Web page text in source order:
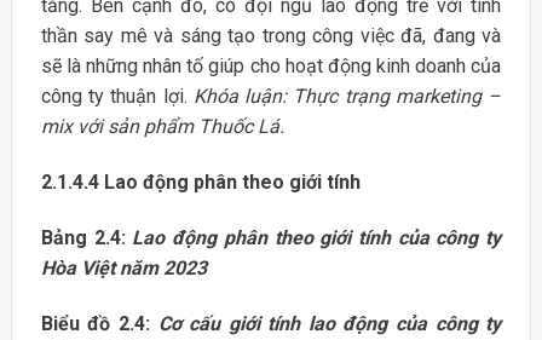
tăng. Bên cạnh đó, có đội ngũ lao động trẻ với tinh
thần say mê và sáng tạo trong công việc đã, đang và
sẽ là những nhân tố giúp cho hoạt động kinh doanh của
công ty thuận lợi. Khóa luận: Thực trạng marketing –
mix với sản phẩm Thuốc Lá.
2.1.4.4 Lao động phân theo giới tính
Bảng 2.4: Lao động phân theo giới tính của công ty
Hòa Việt năm 2023
Biểu đồ 2.4: Cơ cấu giới tính lao động của công ty